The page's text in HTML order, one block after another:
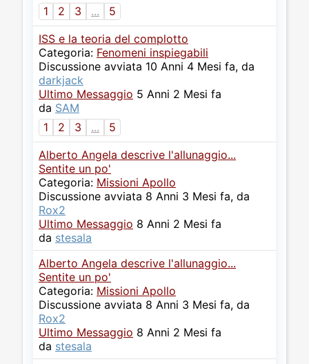
1
2 3 ...
5
ISS e la teoria del complotto
Categoria: Fenomeni inspiegabili
Discussione avviata 10 Anni 4 Mesi fa, da
darkjack
Ultimo Messaggio 5 Anni 2 Mesi fa
da SAM
1
2 3 ...
5
Alberto Angela descrive l'allunaggio...
Sentite un po'
Categoria: Missioni Apollo
Discussione avviata 8 Anni 3 Mesi fa, da
Rox2
Ultimo Messaggio 8 Anni 2 Mesi fa
da stesala
Alberto Angela descrive l'allunaggio...
Sentite un po'
Categoria: Missioni Apollo
Discussione avviata 8 Anni 3 Mesi fa, da
Rox2
Ultimo Messaggio 8 Anni 2 Mesi fa
da stesala